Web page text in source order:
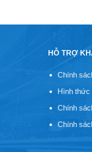
HỖ TRỢ
Chính
Hình thức
Chính
Chính